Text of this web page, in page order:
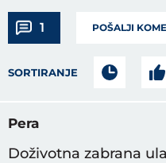
1 POŠALJI
SORTIRANJE
Pera
Doživotna zabrana